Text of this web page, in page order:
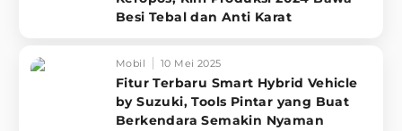
Besi Tebal dan Anti Karat
Mobil 10 Mei 2025
Fitur Terbaru Smart Hybrid Vehicle
by Suzuki, Tools Pintar yang Buat
Berkendara Semakin Nyaman